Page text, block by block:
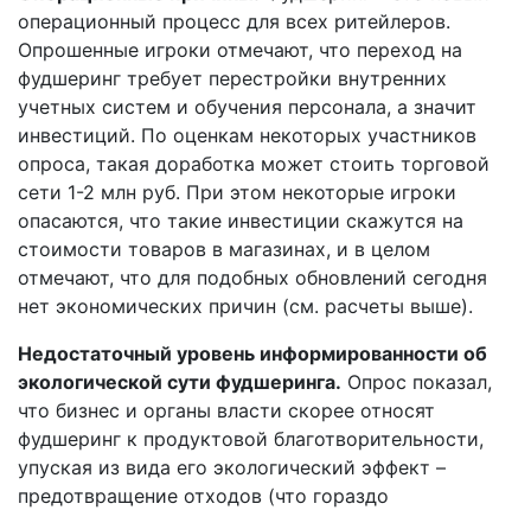
операционный процесс для всех ритейлеров.
Опрошенные игроки отмечают, что переход на
фудшеринг требует перестройки внутренних
учетных систем и обучения персонала, а значит
инвестиций. По оценкам некоторых участников
опроса, такая доработка может стоить торговой
сети 1-2 млн руб. При этом некоторые игроки
опасаются, что такие инвестиции скажутся на
стоимости товаров в магазинах, и в целом
отмечают, что для подобных обновлений сегодня
нет экономических причин (см. расчеты выше).
Недостаточный уровень информированности об
экологической сути фудшеринга. Опрос показал,
что бизнес и органы власти скорее относят
фудшеринг к продуктовой благотворительности,
упуская из вида его экологический эффект –
предотвращение отходов (что гораздо